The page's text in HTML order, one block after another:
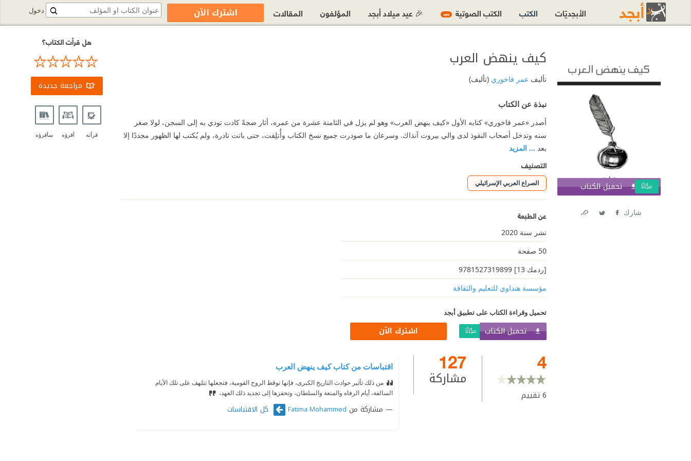
تحميل الكتاب مجّانًا اشترك الآن
شارك
كيف ينهض العرب
تأليف عمر فاخوري(تأليف)
نبذة عن الكتاب
أصدر «عمر فاخوري» كتابه الأول «كيف ينهض العرب» وهو لم يزل في الثامنة عشرة من عمره، أثار ضجةً كادت تودي به إلى السجن، لولا صغر
سنه وتدخل أصحاب النفوذ لدى والي بيروت آنذاك. وسرعان ما صودرت جميع نسخ الكتاب وأُتلِفت، حتى باتت نادرة، ولم يُكتب لها الظهور مجددًا إلا
بعد ... المزيد
التصنيف
الصراع العربي الإسرائيلي
عن الطبعة
نشر سنة 2020
50 صفحة
[ردمك 13] 9781527319899
مؤسسة هنداوي للتعليم والثقافة
تحميل وقراءة الكتاب على تطبيق أبجد
تحميل الكتاب مجّانًا اشترك الآن
4
6تقييم
127
مشاركة
اقتباسات من كتاب كيف ينهض العرب
‫من ذلك تأثير حوادث التاريخ الكبرى، فإنها توقظ الروح القومية، فتجعلها تتلهف على تلك الأيام
السالفة، أيام الرفاه والمنعة والسلطان، وتحفزها إلى تجديد ذلك العهد،
مشاركة من Fatima Mohammed كل الاقتباسات
هل قرأت الكتاب؟
مراجعة جديدة
قرأته أقرؤه سأقرؤه
دخول الأبجديّات الكتب الكتب الصوتية جديد 🎉 عيد ميلاد أبجد المؤلفون المقالات اشترك الآن